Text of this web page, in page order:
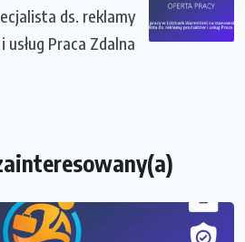
ds. reklamy
Praca Zdalna